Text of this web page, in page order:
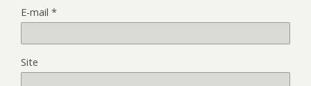
E-mail *
Site